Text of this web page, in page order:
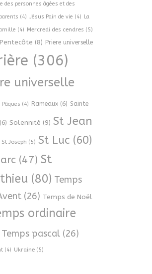
des personnes âgées et des
(4) Jésus Pain de vie (4) La
(4) Mercredi des cendres (5)
Pentecôte (8) Priere universelle
(306)
universelle
Pâques (4) Rameaux(6) Sainte
Solennité (9) St Jean
St Joseph (5) St Luc(60)
(47) St
(80) Temps
(26) Temps de Noël
ordinaire
Temps pascal(26)
(4) Ukraine(5)